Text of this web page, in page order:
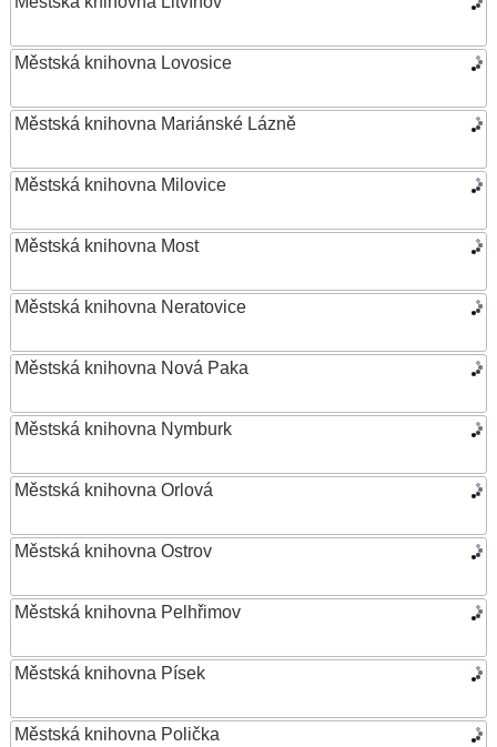
Městská knihovna Lovosice
Městská knihovna Mariánské Lázně
Městská knihovna Milovice
Městská knihovna Most
Městská knihovna Neratovice
Městská knihovna Nová Paka
Městská knihovna Nymburk
Městská knihovna Orlová
Městská knihovna Ostrov
Městská knihovna Pelhřimov
Městská knihovna Písek
Městská knihovna Polička